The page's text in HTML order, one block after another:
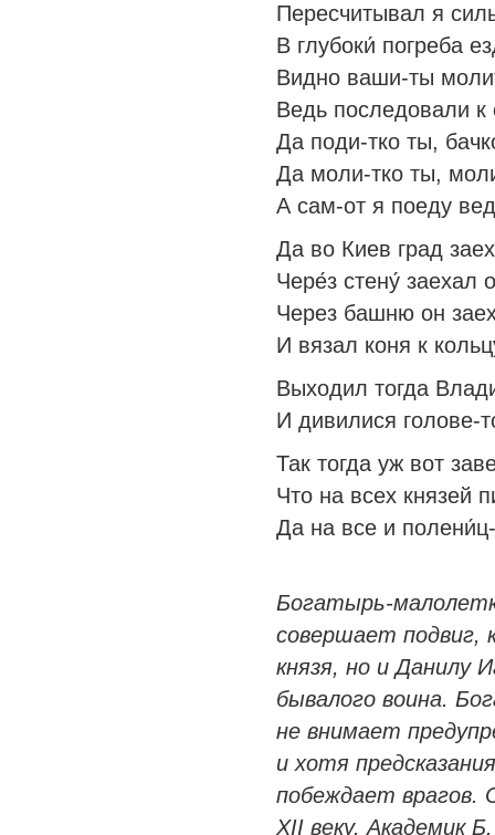
Пересчитывал я
В глубоки́ погреба
Видно ваши-ты
Ведь последовали к
Да поди-тко ты,
Да моли-тко ты,
А сам-от я поеду
Да во Киев град
Чере́з стену́ заехал
Через башню он
И вязал коня к
Выходил тогда
И дивилися голове-
Так тогда уж вот
Что на всех князей
Да на все и
Богатырь-
совершает подвиг,
князя, но и Данилу
бывалого воина.
не внимает
и хотя
побеждает врагов.
XII веку. Академик